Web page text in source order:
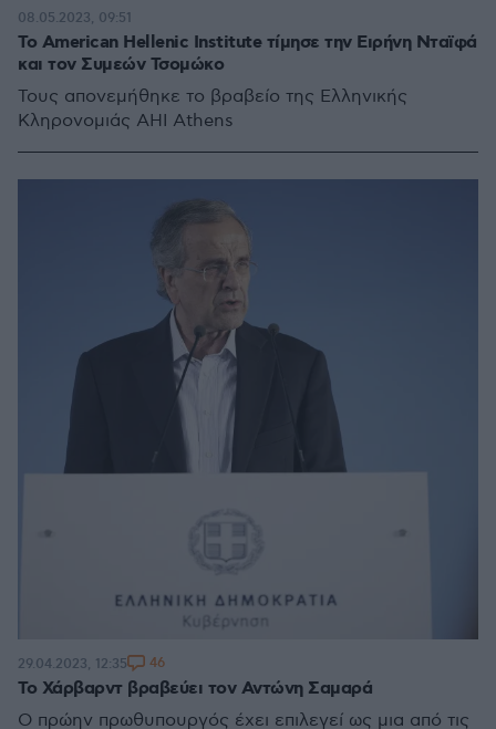
Το American Hellenic Institute τίμησε την Ειρήνη Νταϊφά
και τον Συμεών Τσομώκο
Τους απονεμήθηκε το βραβείο της Ελληνικής
Κληρονομιάς AHI Athens
08.05.2023, 09:51
Το Χάρβαρντ βραβεύει τον Αντώνη Σαμαρά
Ο πρώην πρωθυπουργός έχει επιλεγεί ως μια από τις
29.04.2023, 12:35 46